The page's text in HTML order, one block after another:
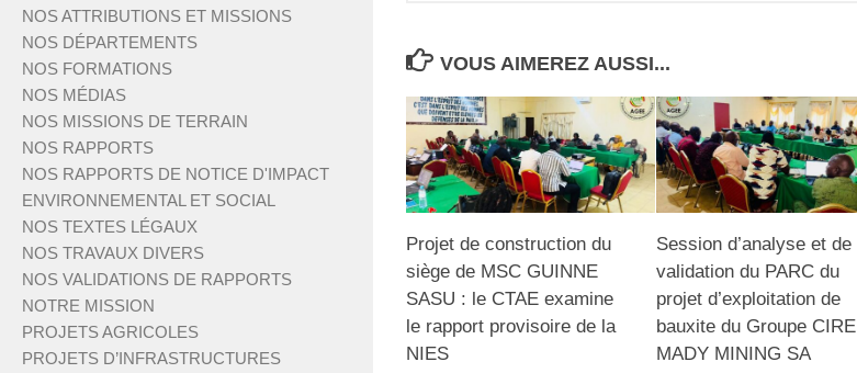
VOUS AIMEREZ AUSSI...
Projet de construction du
siège de MSC GUINNE
SASU : le CTAE examine
le rapport provisoire de la
NIES
Session d’analyse et de
validation du PARC du
projet d’exploitation de
bauxite du Groupe CIRE
MADY MINING SA
NOS ATTRIBUTIONS ET MISSIONS
NOS DÉPARTEMENTS
NOS FORMATIONS
NOS MÉDIAS
NOS MISSIONS DE TERRAIN
NOS RAPPORTS
NOS RAPPORTS DE NOTICE D'IMPACT
ENVIRONNEMENTAL ET SOCIAL
NOS TEXTES LÉGAUX
NOS TRAVAUX DIVERS
NOS VALIDATIONS DE RAPPORTS
NOTRE MISSION
PROJETS AGRICOLES
PROJETS D’INFRASTRUCTURES